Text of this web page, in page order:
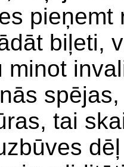
pieņemt
biļeti,
minot
tai